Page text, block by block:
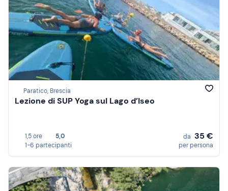
Paratico, Brescia
Lezione di SUP Yoga sul Lago d’Iseo
1,5 ore
5,0
1-6 partecipanti
da 35 €
per persona